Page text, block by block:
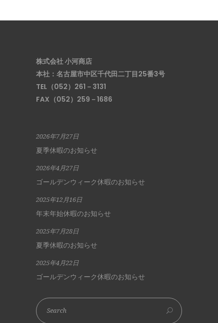
株式会社 小河商店
本社：名古屋市中区千代田二丁目25番3号
TEL（052）261－3131
FAX（052）259－1686
2026年7月27日
夏季休暇のお知らせ
2026年4月27日
ゴールデンウィーク休暇のお知らせ
2025年12月16日
年末年始休暇のお知らせ
2025年7月28日
夏季休暇のお知らせ
2025年4月22日
ゴールデンウィーク休暇のお知らせ